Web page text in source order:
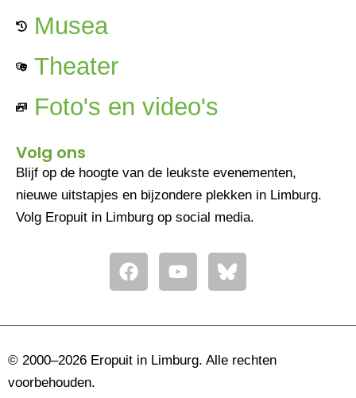
Musea
Theater
Foto's en video's
Volg ons
Blijf op de hoogte van de leukste evenementen,
nieuwe uitstapjes en bijzondere plekken in Limburg.
Volg Eropuit in Limburg op social media.
F
a
o
Y
o
b
© 2000–2026 Eropuit in Limburg. Alle rechten
voorbehouden.